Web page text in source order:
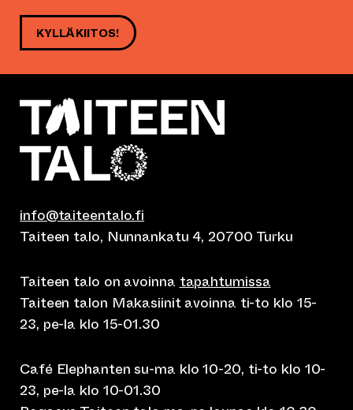
KYLLÄ KIITOS!
info@taiteentalo.fi
Taiteen talo, Nunnankatu 4, 20700 Turku
Taiteen talo on avoinnatapahtumissa
Taiteen talon Makasiinit avoinna ti-to klo 15-
23, pe-la klo 15-01.30
Café Elephanten su-ma klo 10-20, ti-to klo 10-
23, pe-la klo 10-01.30